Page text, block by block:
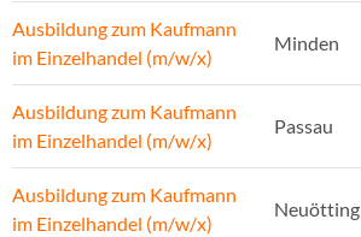
Ausbildung zum Kaufmann
im Einzelhandel (m/w/x)
Minden
Ausbildung zum Kaufmann
im Einzelhandel (m/w/x)
Passau
Ausbildung zum Kaufmann
im Einzelhandel (m/w/x)
Neuötting